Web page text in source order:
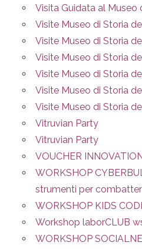
Visita Guidata al Museo
Visite Museo di Storia
Visite Museo di Storia
Visite Museo di Storia
Visite Museo di Storia
Visite Museo di Storia
Visite Museo di Storia
Vitruvian Party
Vitruvian Party
VOUCHER
WORKSHOP
strumenti per
WORKSHOP KIDS
Workshop laborCLUB
WORKSHOP